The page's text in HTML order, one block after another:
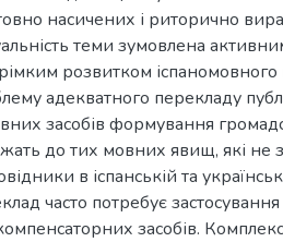
насичених і риторично
теми зумовлена
розвитком іспаномовного
адекватного перекладу
засобів формування
до тих мовних явищ, які не
в іспанській та
часто потребує
засобів.